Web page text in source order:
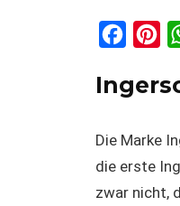
c
b
o
o
n
e
r
e
Die Marke
die erste
zwar nicht,